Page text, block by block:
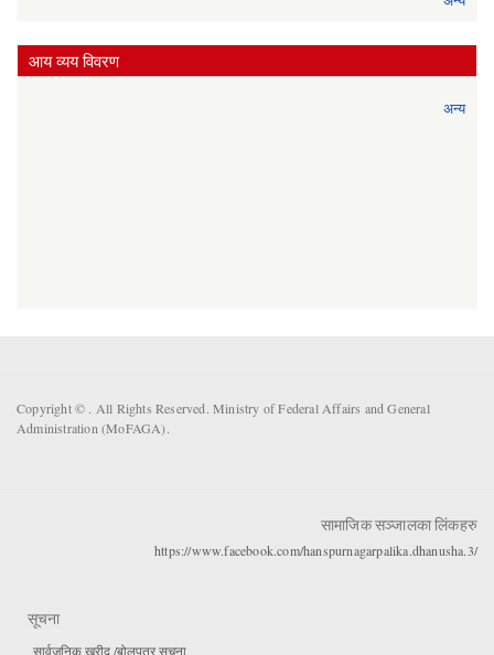
आय व्यय विवरण
अन्य
Copyright © . All Rights Reserved. Ministry of Federal Affairs and General
Administration (MoFAGA).
सामाजिक सञ्जालका लिंकहरु
https://www.facebook.com/hanspurnagarpalika.dhanusha.3/
सूचना
सार्वजनिक खरीद /बोलपत्र सूचना